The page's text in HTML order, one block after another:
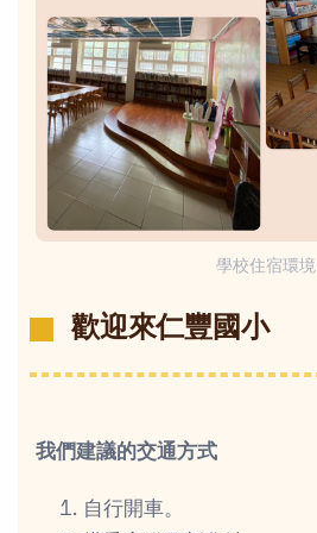
學校住宿環境
歡迎來仁豐國小
我們建議的交通方式
自行開車。